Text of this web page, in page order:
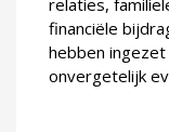
financiële
hebben ingezet
onvergetelijk